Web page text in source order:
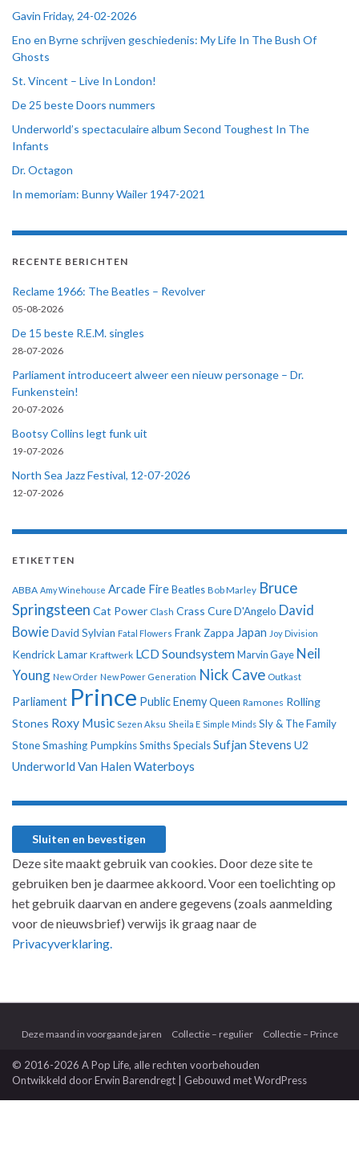
Gavin Friday, 24-02-2026
Eno en Byrne schrijven geschiedenis: My Life In The Bush Of
Ghosts
St. Vincent – Live In London!
De 25 beste Doors nummers
Underworld’s spectaculaire album Second Toughest In The
Infants
Dr. Octagon
In memoriam: Bunny Wailer 1947-2021
RECENTE BERICHTEN
Reclame 1966: The Beatles – Revolver
05-08-2026
De 15 beste R.E.M. singles
28-07-2026
Parliament introduceert alweer een nieuw personage – Dr.
Funkenstein!
20-07-2026
Bootsy Collins legt funk uit
19-07-2026
North Sea Jazz Festival, 12-07-2026
12-07-2026
ETIKETTEN
ABBA Amy Winehouse Arcade Fire Beatles Bob Marley Bruce
Springsteen Cat Power Clash Crass CureD'Angelo David
BowieDavid Sylvian Fatal Flowers Frank Zappa Japan Joy Division
Kendrick Lamar Kraftwerk LCD Soundsystem Marvin Gaye Neil
Young New Order New Power Generation Nick Cave Outkast
Parliament Prince Public EnemyQueen Ramones Rolling
Stones Roxy Music Sezen Aksu Sheila E Simple Minds Sly & The Family
StoneSmashing PumpkinsSmithsSpecialsSufjan Stevens U2
Underworld Van Halen Waterboys
Deze site maakt gebruik van cookies. Door deze site te
gebruiken ben je daarmee akkoord. Voor een toelichting op
het gebruik daarvan en andere gegevens (zoals aanmelding
voor de nieuwsbrief) verwijs ik graag naar de
Privacyverklaring.
Deze maand in voorgaande jaren Collectie – regulier Collectie – Prince
© 2016-2026 A Pop Life, alle rechten voorbehouden
Ontwikkeld doorErwin Barendregt | Gebouwd metWordPress